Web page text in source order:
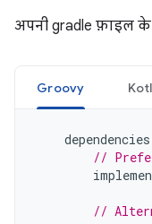
अपनी gradle फ़ाइल
Groovy
dependencies
//
//